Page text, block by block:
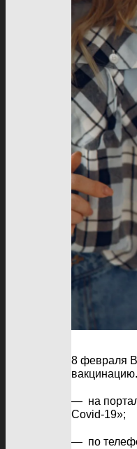
8 февраля
— на
Covid-19»;
— по